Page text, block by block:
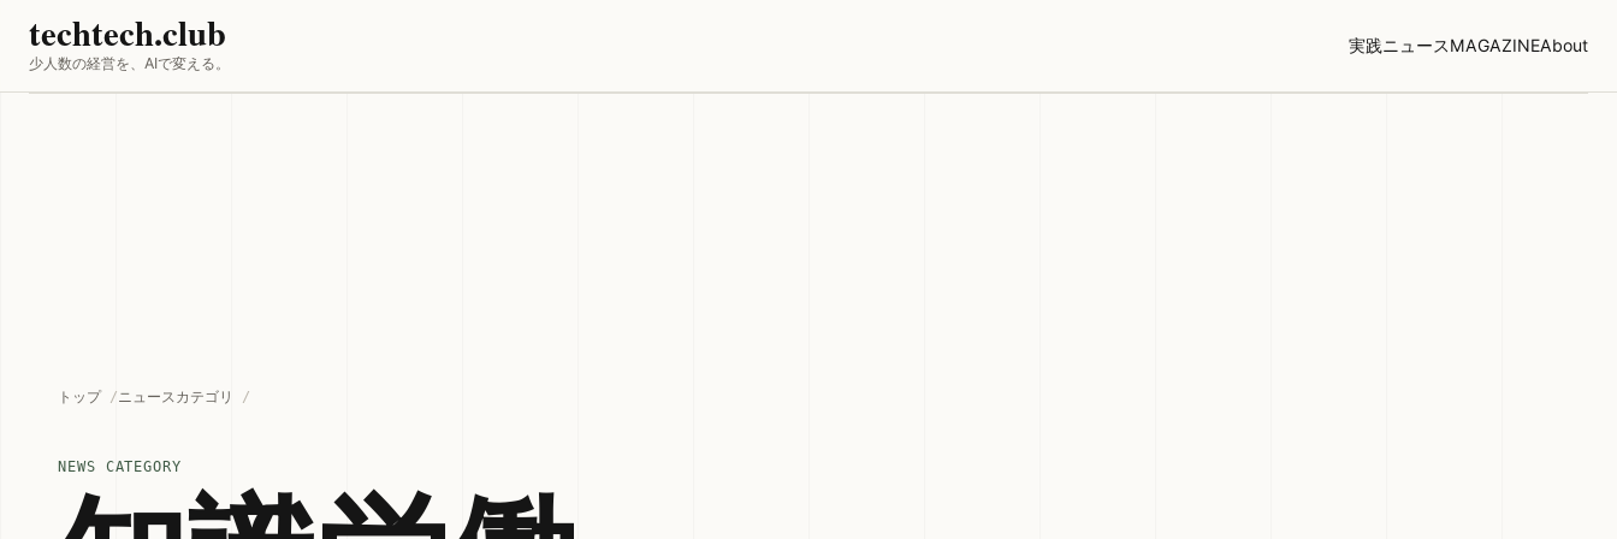
techtech.club
少人数の経営を、AIで変える。
実践ニュースMAGAZINEAbout
トップ ニュースカテゴリ
NEWS CATEGORY